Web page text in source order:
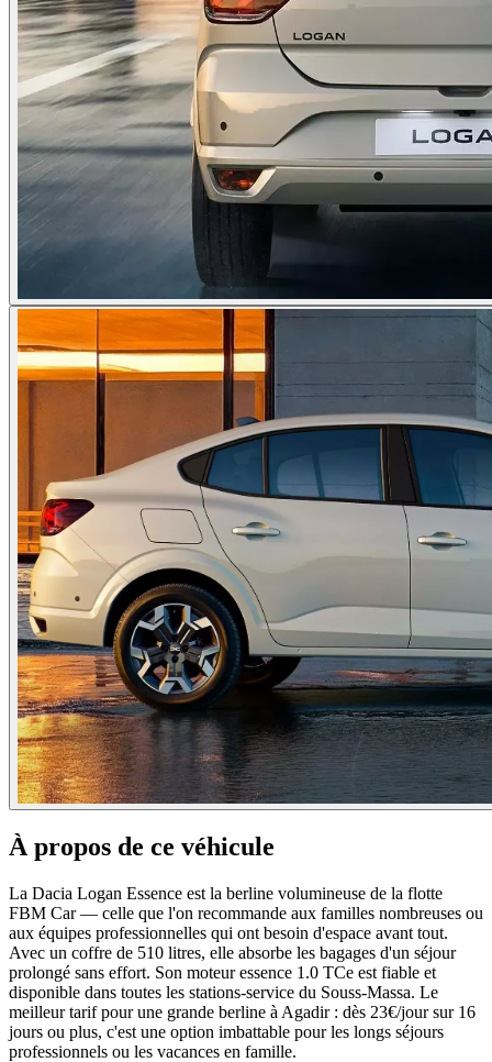
À propos de ce véhicule
La Dacia Logan Essence est la berline volumineuse de la flotte
FBM Car — celle que l'on recommande aux familles nombreuses ou
aux équipes professionnelles qui ont besoin d'espace avant tout.
Avec un coffre de 510 litres, elle absorbe les bagages d'un séjour
prolongé sans effort. Son moteur essence 1.0 TCe est fiable et
disponible dans toutes les stations-service du Souss-Massa. Le
meilleur tarif pour une grande berline à Agadir : dès 23€/jour sur 16
jours ou plus, c'est une option imbattable pour les longs séjours
professionnels ou les vacances en famille.